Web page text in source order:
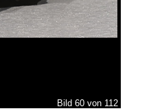
Bild 60 von 112